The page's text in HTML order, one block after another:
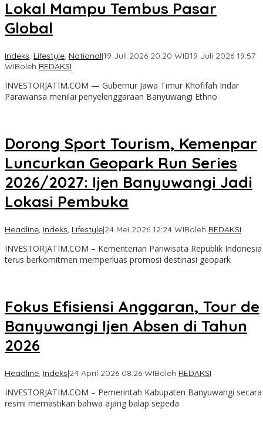
Lokal Mampu Tembus Pasar
Global
Indeks, Lifestyle, National|19 Juli 2026 20:20 WIB19 Juli 2026 19:57
WIBoleh REDAKSI
INVESTORJATIM.COM — Gubernur Jawa Timur Khofifah Indar
Parawansa menilai penyelenggaraan Banyuwangi Ethno
Dorong Sport Tourism, Kemenpar
Luncurkan Geopark Run Series
2026/2027: Ijen Banyuwangi Jadi
Lokasi Pembuka
Headline, Indeks, Lifestyle|24 Mei 2026 12:24 WIBoleh REDAKSI
INVESTORJATIM.COM – Kementerian Pariwisata Republik Indonesia
terus berkomitmen memperluas promosi destinasi geopark
Fokus Efisiensi Anggaran, Tour de
Banyuwangi Ijen Absen di Tahun
2026
Headline, Indeks|24 April 2026 08:26 WIBoleh REDAKSI
INVESTORJATIM.COM – Pemerintah Kabupaten Banyuwangi secara
resmi memastikan bahwa ajang balap sepeda